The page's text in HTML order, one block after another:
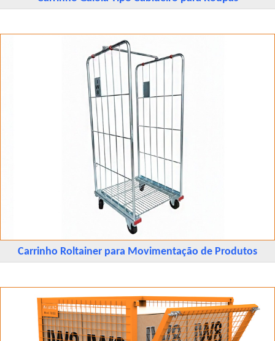
Carrinho Roltainer para Movimentação de Produtos